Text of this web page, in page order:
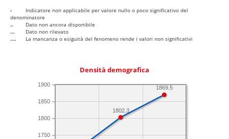
-
Indicatore non applicabile per valore nullo o poco significativo del
denominatore
..
Dato non ancora disponibile
...
Dato non rilevato
....
La mancanza o esiguità del fenomeno rende i valori non significativi
Densità demografica
1750
1800
1850
1900
1869.5
1802.3